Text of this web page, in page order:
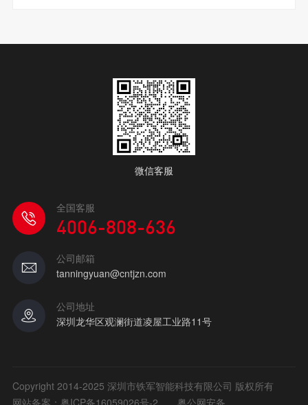
微信客服
全国客服
4006-808-636
公司邮箱
tanningyuan@cntjzn.com
公司地址
深圳龙华区观澜街道凌屋工业路11号
Copyright 2014-2025 深圳市铁军智能科技有限公司 版权所有